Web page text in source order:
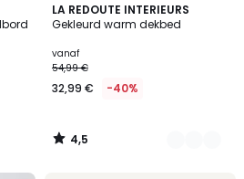
LA REDOUTE INTERIEURS
Gekleurd warm dekbed
vanaf
54,99 €
32,99 € -40%
4,5
/ 5
6
Kleuren
4,5
/